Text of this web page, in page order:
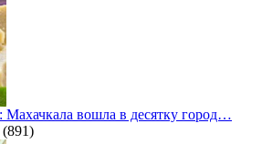
Махачкала вошла в десятку город…
(891)